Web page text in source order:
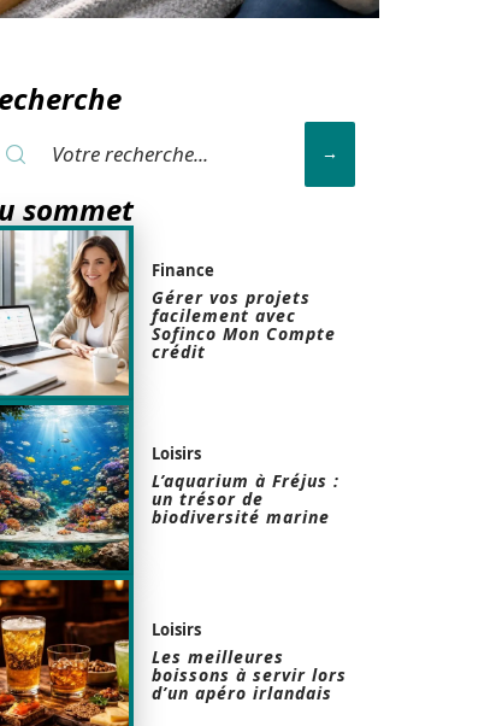
sommet
Finance
Gérer vos projets
facilement avec
Sofinco Mon Compte
crédit
Loisirs
L’aquarium à Fréjus :
un trésor de
biodiversité marine
Loisirs
Les meilleures
boissons à servir lors
d’un apéro irlandais